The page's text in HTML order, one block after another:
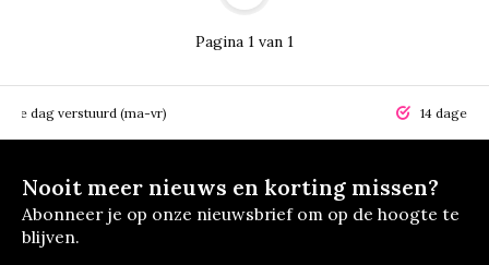
Pagina 1 van 1
dag verstuurd (ma-vr) 14 dagen
Nooit meer nieuws en korting missen?
Abonneer je op onze nieuwsbrief om op de hoogte te
blijven.